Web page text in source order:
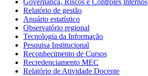
Governança, Riscos e Controles internos
Relatório de gestão
Anuário estatístico
Observatório regional
Tecnologia da Informação
Pesquisa Institucional
Reconhecimento de Cursos
Recredenciamento MEC
Relatório de Atividade Docente